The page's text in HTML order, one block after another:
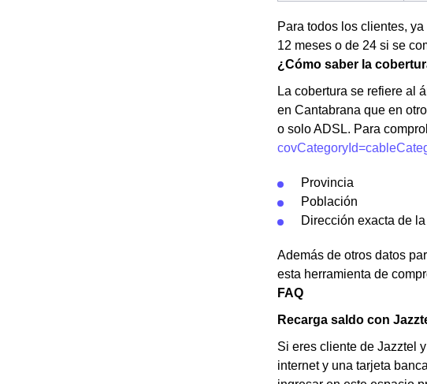
Para todos los clientes,
12 meses o de 24 si se
¿Cómo saber la
La cobertura se refiere al
en Cantabrana que en
o solo ADSL. Para
Provincia
Población
Dirección exacta de
Además de otros datos
esta herramienta de
FAQ
Recarga saldo con
Si eres cliente de Jazztel
internet y una tarjeta